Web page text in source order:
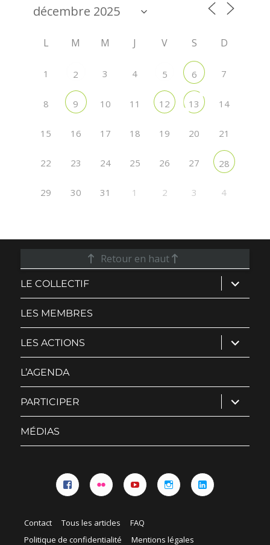
L M M J V S D
1 2 3 4 5 6 7
8 9 10 11 12 13 14
15 16 17 18 19 20 21
22 23 24 25 26 27 28
29 30 31 1 2 3 4
Retour en haut
LE COLLECTIF ouvrir
le
sous-
LES MEMBRES
LES ACTIONS ouvrir
le
sous-
L’AGENDA
PARTICIPER ouvrir
le
sous-
MÉDIAS
Contact Tous les articles
FAQ
Politique de confidentialité
Mentions légales